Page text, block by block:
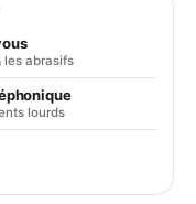
les abrasifs
lourds